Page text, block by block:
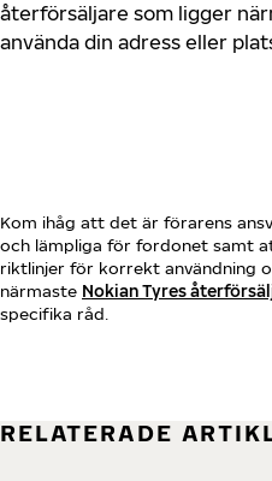
återförsäljare som ligger
använda din adress eller
Kom ihåg att det är förarens
och lämpliga för fordonet samt
riktlinjer för korrekt användning
närmaste Nokian Tyres
specifika råd.
RELATERADE